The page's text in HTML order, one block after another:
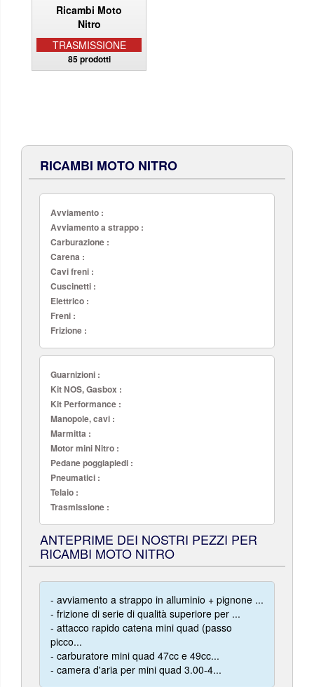
TRASMISSIONE
85 prodotti
RICAMBI MOTO NITRO
Avviamento :
Avviamento a strappo :
Carburazione :
Carena :
Cavi freni :
Cuscinetti :
Elettrico :
Freni :
Frizione :
Guarnizioni :
Kit NOS, Gasbox :
Kit Performance :
Manopole, cavi :
Marmitta :
Motor mini Nitro :
Pedane poggiapiedi :
Pneumatici :
Telaio :
Trasmissione :
ANTEPRIME DEI NOSTRI PEZZI PER
RICAMBI MOTO NITRO
- avviamento a strappo in alluminio + pignone ...
- frizione di serie di qualità superiore per ...
- attacco rapido catena mini quad (passo
picco...
- carburatore mini quad 47cc e 49cc...
- camera d'aria per mini quad 3.00-4...